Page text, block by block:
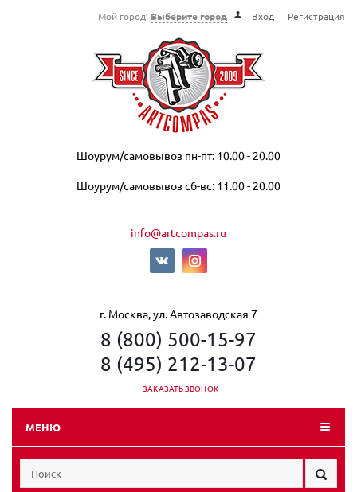
Мой город: Выберите город Вход Регистрация
Шоурум/самовывоз пн-пт: 10.00 - 20.00
Шоурум/самовывоз сб-вс: 11.00 - 20.00
info@artcompas.ru
г. Москва, ул. Автозаводская 7
8 (800) 500-15-97
8 (495) 212-13-07
ЗАКАЗАТЬ ЗВОНОК
МЕНЮ